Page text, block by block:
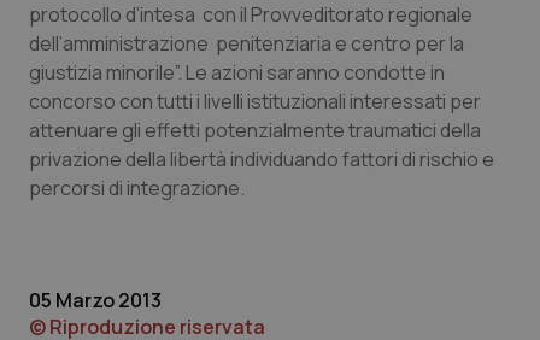
Puglia
Sardegna
Sicilia
Malattie rare
Malattia di Crohn & Rettocolite Ulcerosa
Neuroscienze & patologie neurodegenerative
protocollo d’intesa con il Provveditorato regionale
dell’amministrazione penitenziaria e centro per la
giustizia minorile”. Le azioni saranno condotte in
concorso con tutti i livelli istituzionali interessati per
attenuare gli effetti potenzialmente traumatici della
privazione della libertà individuando fattori di rischio e
percorsi di integrazione.
05 Marzo 2013
© Riproduzione riservata